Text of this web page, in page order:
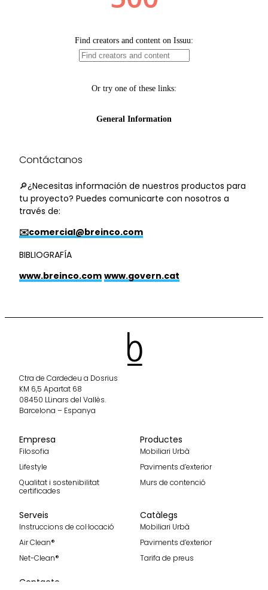
Contáctanos
🔎¿Necesitas información de nuestros productos para
tu proyecto? Puedes comunicarte con nosotros a
través de:
✉️comercial@breinco.com
BIBLIOGRAFÍA
www.breinco.com www.govern.cat
Ctra de Cardedeu a Dosrius
KM 6,5 Apartat 68
08450 LLinars del Vallès.
Barcelona – Espanya
Empresa
Filosofia
Lifestyle
Qualitat i sostenibilitat
certificades
Productes
Mobiliari Urbà
Paviments d’exterior
Murs de contenció
Serveis
Instruccions de col·locació
Air Clean®
Net-Clean®
Catàlegs
Mobiliari Urbà
Paviments d’exterior
Tarifa de preus
Contacte